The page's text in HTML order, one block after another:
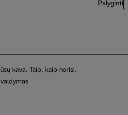
Palyginti
kava. Taip, kaip norisi.